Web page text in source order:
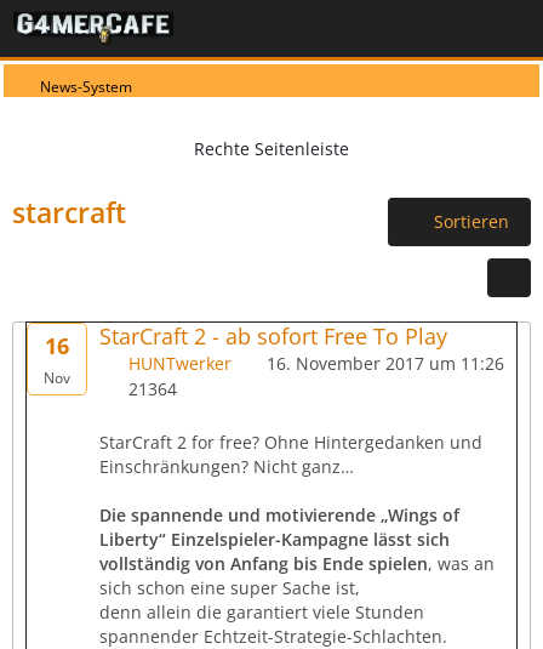
News-System
starcraft Sortieren
16
Nov
StarCraft 2 - ab sofort Free To Play
HUNTwerker
16. November 2017 um 11:26
21364
StarCraft 2 for free? Ohne Hintergedanken und
Einschränkungen? Nicht ganz…
Die spannende und motivierende „Wings of
Liberty“ Einzelspieler-Kampagne lässt sich
vollständig von Anfang bis Ende spielen, was an
sich schon eine super Sache ist,
denn allein die garantiert viele Stunden
spannender Echtzeit-Strategie-Schlachten.